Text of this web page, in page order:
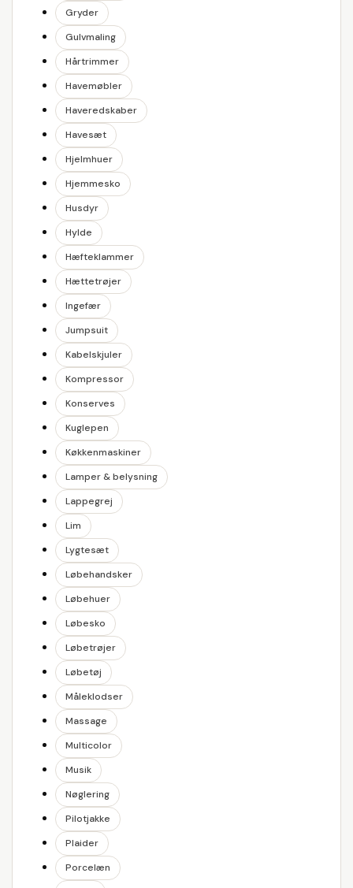
Gryder
Gulvmaling
Hårtrimmer
Havemøbler
Haveredskaber
Havesæt
Hjelmhuer
Hjemmesko
Husdyr
Hylde
Hæfteklammer
Hættetrøjer
Ingefær
Jumpsuit
Kabelskjuler
Kompressor
Konserves
Kuglepen
Køkkenmaskiner
Lamper & belysning
Lappegrej
Lim
Lygtesæt
Løbehandsker
Løbehuer
Løbesko
Løbetrøjer
Løbetøj
Måleklodser
Massage
Multicolor
Musik
Nøglering
Pilotjakke
Plaider
Porcelæn